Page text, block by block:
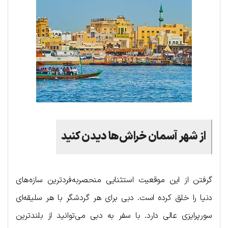
از شهر آسمان خراش‌ها دیدن کنید
گرفتن از این موقعیت استثنایی منحصربه‌فردترین سازه‌های
دنیا را خلق کرده است. دبی برای هر گردشگر با هر سلیقه‌ای
سورپرایزی عالی دارد. با سفر به دبی می‌توانید از بلندترین